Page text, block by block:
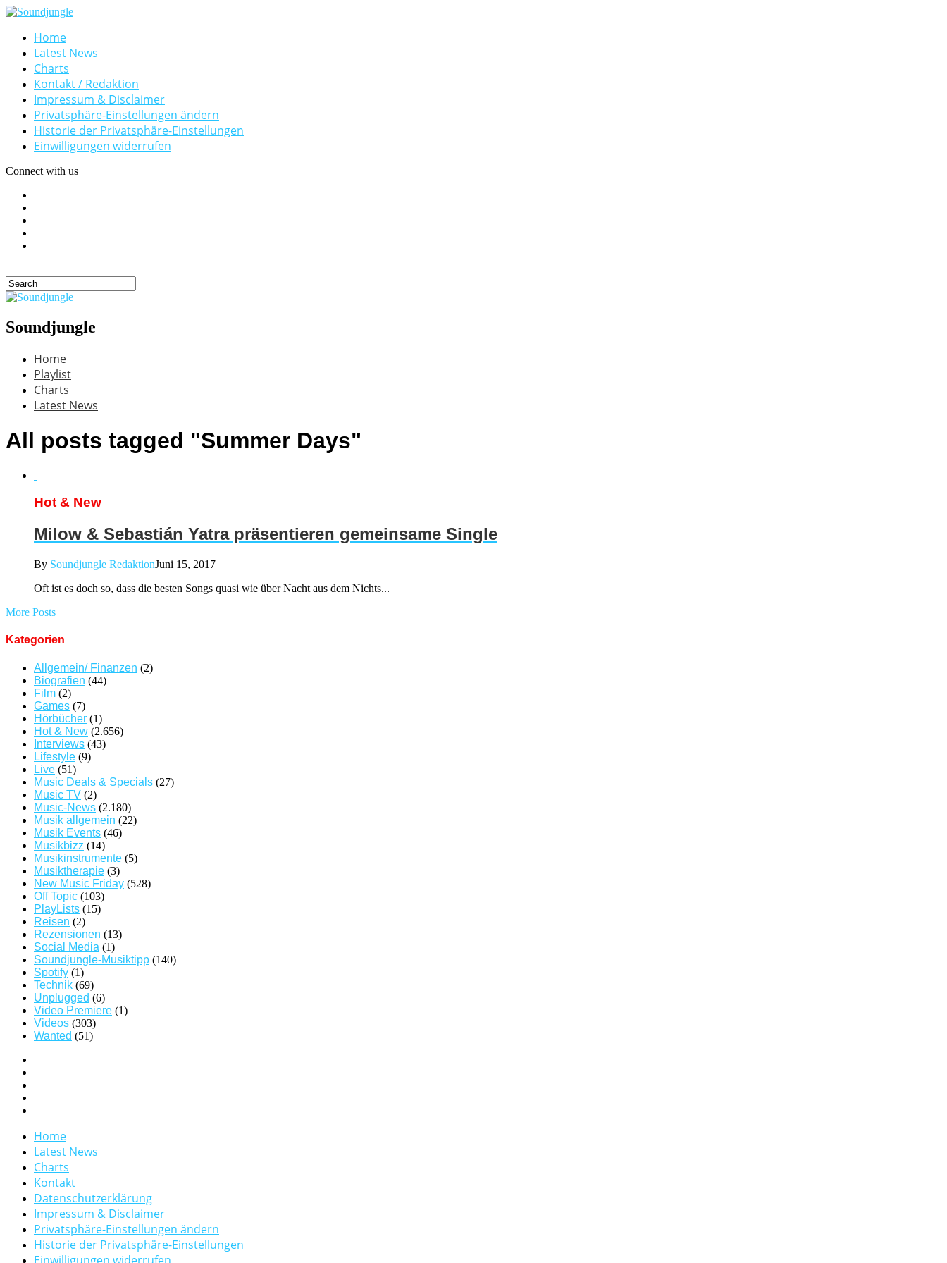
Home
Latest News
Charts
Kontakt / Redaktion
Impressum & Disclaimer
Privatsphäre-Einstellungen ändern
Historie der Privatsphäre-Einstellungen
Einwilligungen widerrufen
Connect with us
Soundjungle
Home
Playlist
Charts
Latest News
All posts tagged "Summer Days"
Hot & New
Milow & Sebastián Yatra präsentieren gemeinsame Single
By Soundjungle RedaktionJuni 15, 2017
Oft ist es doch so, dass die besten Songs quasi wie über Nacht aus dem Nichts...
More Posts
Kategorien
Allgemein/ Finanzen (2)
Biografien (44)
Film (2)
Games (7)
Hörbücher (1)
Hot & New (2.656)
Interviews (43)
Lifestyle (9)
Live (51)
Music Deals & Specials (27)
Music TV (2)
Music-News (2.180)
Musik allgemein (22)
Musik Events (46)
Musikbizz (14)
Musikinstrumente (5)
Musiktherapie (3)
New Music Friday (528)
Off Topic (103)
PlayLists (15)
Reisen (2)
Rezensionen (13)
Social Media (1)
Soundjungle-Musiktipp (140)
Spotify (1)
Technik (69)
Unplugged (6)
Video Premiere (1)
Videos (303)
Wanted (51)
Home
Latest News
Charts
Kontakt
Datenschutzerklärung
Impressum & Disclaimer
Privatsphäre-Einstellungen ändern
Historie der Privatsphäre-Einstellungen